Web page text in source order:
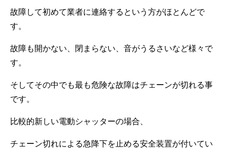
故障して初めて業者に連絡するという方がほとんどで
す。
故障も開かない、閉まらない、音がうるさいなど様々で
す。
そしてその中でも最も危険な故障はチェーンが切れる事
です。
比較的新しい電動シャッターの場合、
チェーン切れによる急降下を止める安全装置が付いてい